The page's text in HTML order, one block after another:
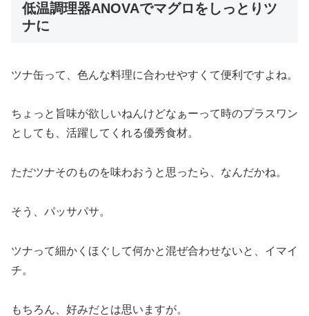
低温調理器ANOVAでマグロをしっとりツ
ナに
ツナ缶って、色んな料理に合わせやすくて便利ですよね。
ちょっと旨味が欲しいねんけどなぁーって時のプラスワン
としても、活躍してくれる優秀食材。
ただツナそのものを味わおうと思ったら、なんだかね。
そう、パッサパサ。
ツナって細かくほぐして何かと混ぜ合わせないと、イマイ
チ。
もちろん、好みだとは思いますが。